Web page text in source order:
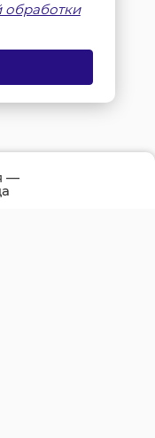
—
обработки